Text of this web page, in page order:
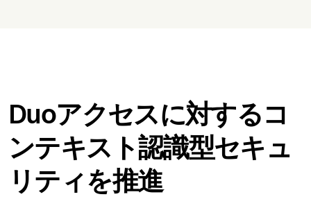
Duoアクセスに対するコ
ンテキスト認識型セキュ
リティを推進